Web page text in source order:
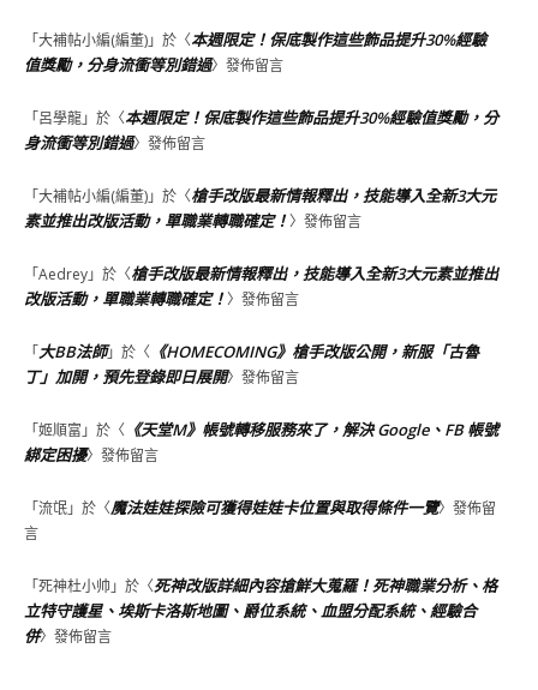
「大補帖小編(編董)」於〈本週限定！保底製作這些飾品提升30%經驗
值獎勵，分身流衝等別錯過〉發佈留言
「呂學龍」於〈本週限定！保底製作這些飾品提升30%經驗值獎勵，分
身流衝等別錯過〉發佈留言
「大補帖小編(編董)」於〈槍手改版最新情報釋出，技能導入全新3大元
素並推出改版活動，單職業轉職確定！〉發佈留言
「Aedrey」於〈槍手改版最新情報釋出，技能導入全新3大元素並推出
改版活動，單職業轉職確定！〉發佈留言
「大BB法師」於〈 《HOMECOMING》槍手改版公開，新服「古魯
丁」加開，預先登錄即日展開〉發佈留言
「姬順富 」於〈 《天堂M》帳號轉移服務來了，解決 Google、FB 帳號
綁定困擾〉發佈留言
「流氓」於〈魔法娃娃探險可獲得娃娃卡位置與取得條件一覽〉發佈留
言
「死神杜小帅 」於〈死神改版詳細內容搶鮮大蒐羅！死神職業分析、格
立特守護星、埃斯卡洛斯地圖、爵位系統、血盟分配系統、經驗合
併〉發佈留言